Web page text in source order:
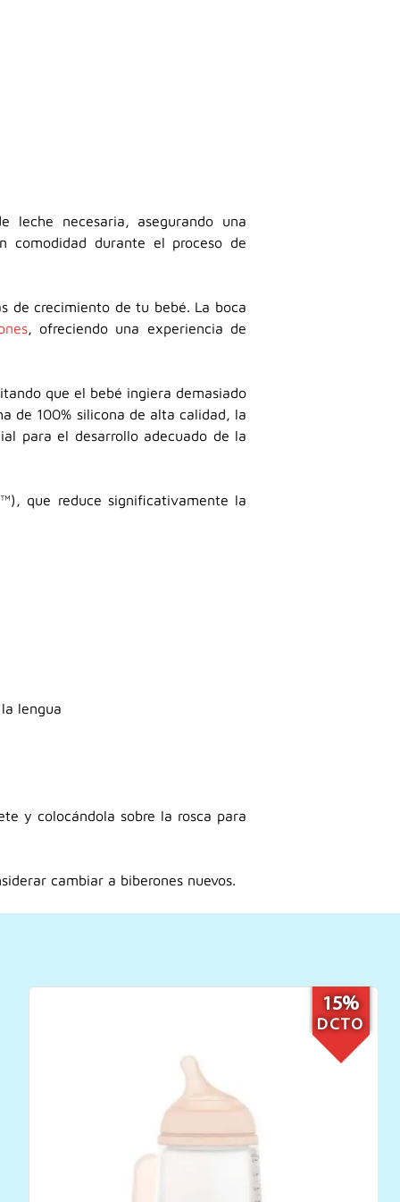
leche necesaria, asegurando una
comodidad durante el proceso de
de crecimiento de tu bebé. La boca
, ofreciendo una experiencia de
que el bebé ingiera demasiado
de 100% silicona de alta calidad, la
para el desarrollo adecuado de la
que reduce significativamente la
lengua
y colocándola sobre la rosca para
cambiar a biberones nuevos.
11%
DCTO